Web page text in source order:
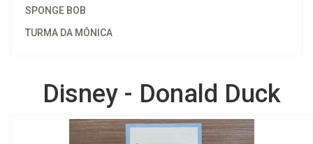
SPONGE BOB
TURMA DA MÔNICA
Disney - Donald Duck